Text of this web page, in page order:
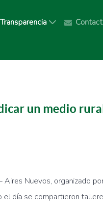
Transparencia
un medio
Nuevos, organizado
el día se compartieron